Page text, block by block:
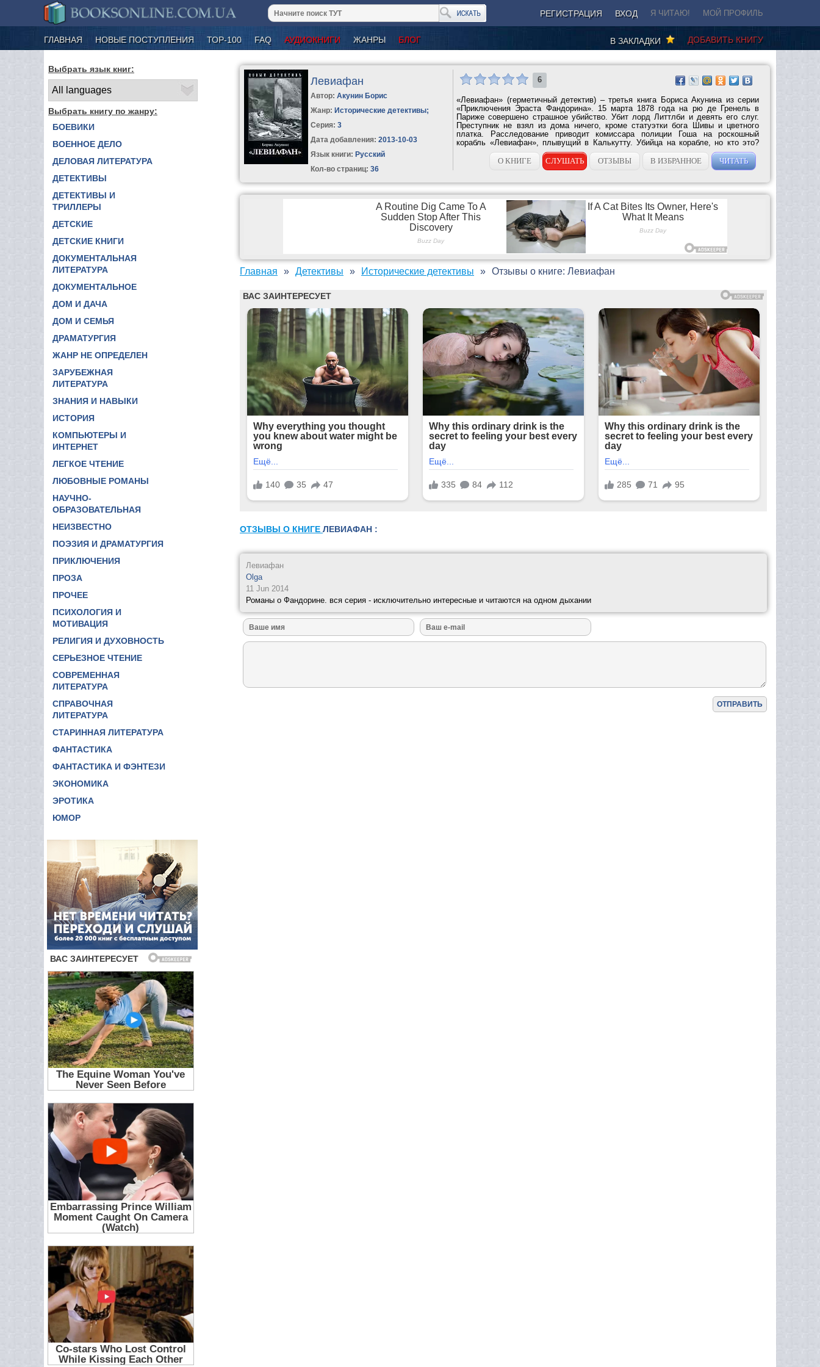
РЕГИСТРАЦИЯ ВХОД Я ЧИТАЮ! МОЙ ПРОФИЛЬ
ГЛАВНАЯ НОВЫЕ ПОСТУПЛЕНИЯ ТОР-100 FAQ АУДИОКНИГИ ЖАНРЫ БЛОГ ДОБАВИТЬ КНИГУ
В ЗАКЛАДКИ
Выбрать язык книг:
Выбрать книгу по жанру:
БОЕВИКИ
ВОЕННОЕ ДЕЛО
ДЕЛОВАЯ ЛИТЕРАТУРА
ДЕТЕКТИВЫ
ДЕТЕКТИВЫ И
ТРИЛЛЕРЫ
ДЕТСКИЕ
ДЕТСКИЕ КНИГИ
ДОКУМЕНТАЛЬНАЯ
ЛИТЕРАТУРА
ДОКУМЕНТАЛЬНОЕ
ДОМ И ДАЧА
ДОМ И СЕМЬЯ
ДРАМАТУРГИЯ
ЖАНР НЕ ОПРЕДЕЛЕН
ЗАРУБЕЖНАЯ
ЛИТЕРАТУРА
ЗНАНИЯ И НАВЫКИ
ИСТОРИЯ
КОМПЬЮТЕРЫ И
ИНТЕРНЕТ
ЛЕГКОЕ ЧТЕНИЕ
ЛЮБОВНЫЕ РОМАНЫ
НАУЧНО-
ОБРАЗОВАТЕЛЬНАЯ
НЕИЗВЕСТНО
ПОЭЗИЯ И ДРАМАТУРГИЯ
ПРИКЛЮЧЕНИЯ
ПРОЗА
ПРОЧЕЕ
ПСИХОЛОГИЯ И
МОТИВАЦИЯ
РЕЛИГИЯ И ДУХОВНОСТЬ
СЕРЬЕЗНОЕ ЧТЕНИЕ
СОВРЕМЕННАЯ
ЛИТЕРАТУРА
СПРАВОЧНАЯ
ЛИТЕРАТУРА
СТАРИННАЯ ЛИТЕРАТУРА
ФАНТАСТИКА
ФАНТАСТИКА И ФЭНТЕЗИ
ЭКОНОМИКА
ЭРОТИКА
ЮМОР
Левиафан
Автор:Акунин Борис
Жанр: Исторические детективы;
Серия:3
Дата добавления: 2013-10-03
Язык книги: Русский
Кол-во страниц: 36
6
«Левиафан» (герметичный детектив) – третья книга Бориса Акунина из серии
«Приключения Эраста Фандорина». 15 марта 1878 года на рю де Гренель в
Париже совершено страшное убийство. Убит лорд Литтлби и девять его слуг.
Преступник не взял из дома ничего, кроме статуэтки бога Шивы и цветного
платка. Расследование приводит комиссара полиции Гоша на роскошный
корабль «Левиафан», плывущий в Калькутту. Убийца на корабле, но кто это?
О КНИГЕ
СЛУШАТЬ ОТЗЫВЫ В ИЗБРАННОЕ ЧИТАТЬ
Главная Детективы Исторические детективы Отзывы о книге: Левиафан
ОТЗЫВЫ О КНИГЕ ЛЕВИАФАН :
Левиафан
Olga
11 Jun 2014
Романы о Фандорине. вся серия - исключительно интересные и читаются на одном дыхании